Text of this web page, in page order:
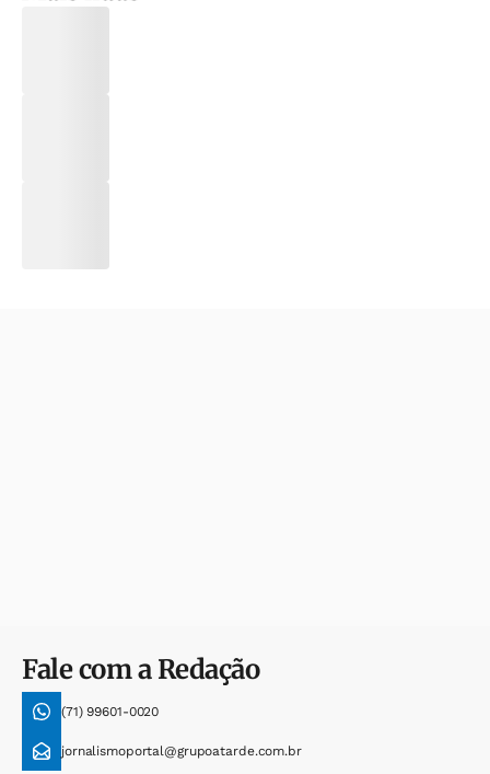
Fale com a Redação
(71) 99601-0020
jornalismoportal@grupoatarde.com.br